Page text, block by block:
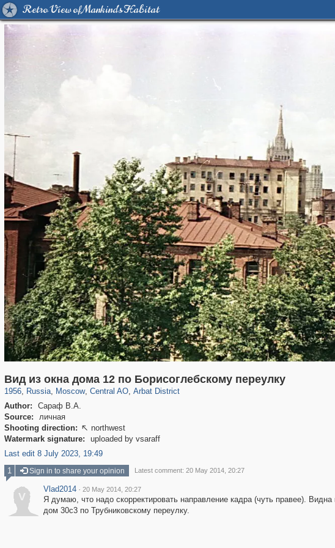
Retro View of Mankind's Habitat
Вид из окна дома 12 по Борисоглебскому переулку
1956, Russia
1,407,361 29,248
, Moscow
319,882 8,286
, Central AO
160,021 5,916
, Arbat District
13,485 356
Author:
Сараф В.А.
Source:
личная
Shooting direction:  northwest
Watermark signature:
uploaded by vsaraff
Last edit 8 July 2023, 19:49
1 Sign in to share your opinion Latest comment: 20 May 2014, 20:27
V
Vlad2014 · 20 May 2014, 20:27
Я думаю, что надо скорректировать направление кадра (чуть правее).
дом 30с3 по Трубниковскому переулку.